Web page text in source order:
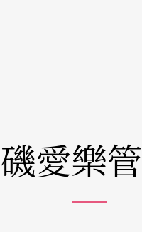
愛樂